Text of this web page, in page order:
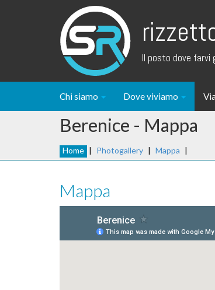
Il posto dove farvi
Chi siamo Dove viviamo
Berenice - Mappa
Home | Photogallery | Mappa |
Mappa